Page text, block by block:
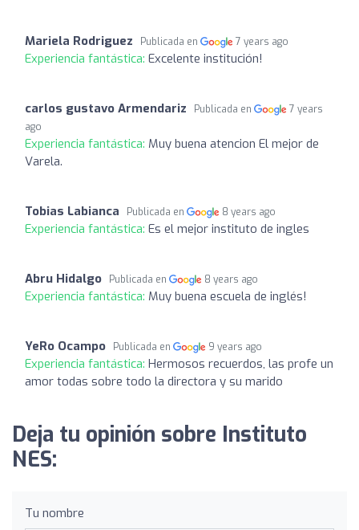
Mariela Rodriguez Publicada en 7 years ago
Experiencia fantástica: Excelente institución!
carlos gustavo Armendariz Publicada en
7 years
ago
Experiencia fantástica: Muy buena atencion El mejor de
Varela.
Tobias Labianca Publicada en 8 years ago
Experiencia fantástica: Es el mejor instituto de ingles
Abru Hidalgo Publicada en 8 years ago
Experiencia fantástica: Muy buena escuela de inglés!
YeRo Ocampo Publicada en 9 years ago
Experiencia fantástica: Hermosos recuerdos, las profe un
amor todas sobre todo la directora y su marido
Deja tu opinión sobre Instituto
NES:
Tu nombre